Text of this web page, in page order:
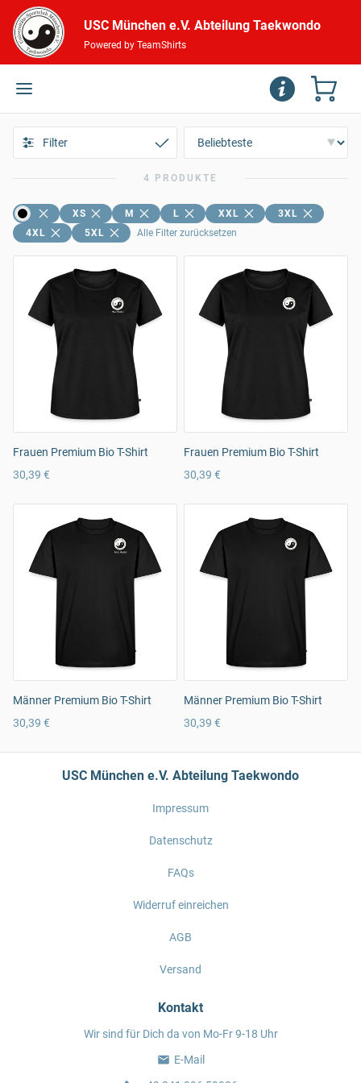
USC München e.V. Abteilung Taekwondo
Powered by TeamShirts
Filter
4 PRODUKTE
XS M L XXL
3XL
4XL
5XL Alle Filter zurücksetzen
Frauen Premium Bio T-Shirt
30,39 €
Frauen Premium Bio T-Shirt
30,39 €
Männer Premium Bio T-Shirt
30,39 €
Männer Premium Bio T-Shirt
30,39 €
USC München e.V. Abteilung Taekwondo
Impressum
Datenschutz
FAQs
Widerruf einreichen
AGB
Versand
Kontakt
Wir sind für Dich da von Mo-Fr 9-18 Uhr
E-Mail